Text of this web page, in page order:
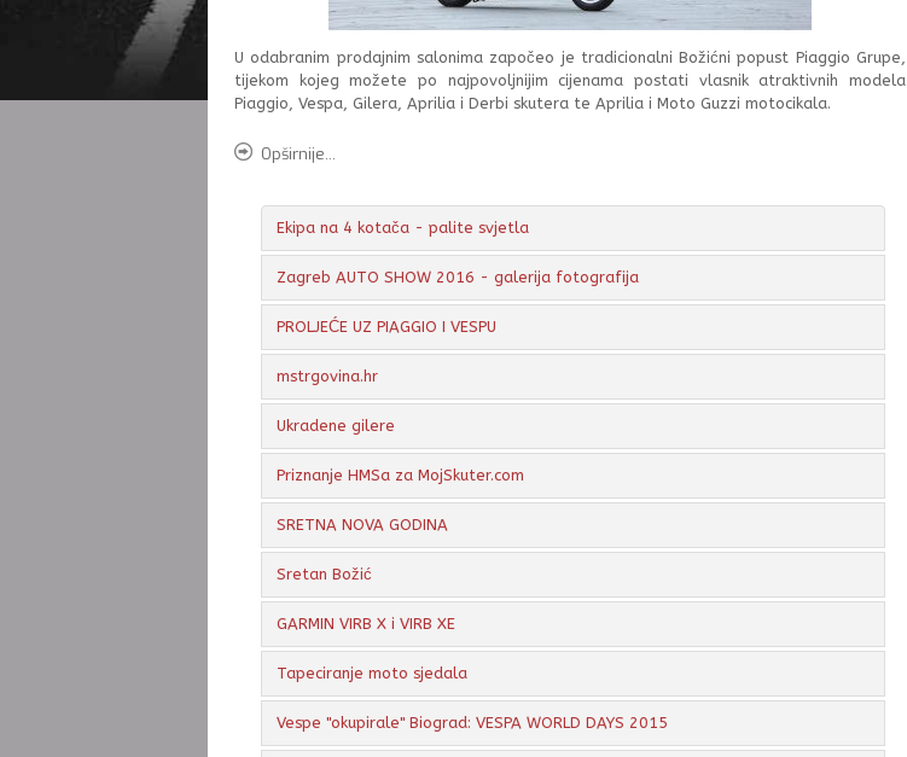
U odabranim prodajnim salonima započeo je tradicionalni Božićni popust Piaggio Grupe,
tijekom kojeg možete po najpovoljnijim cijenama postati vlasnik atraktivnih modela
Piaggio, Vespa, Gilera, Aprilia i Derbi skutera te Aprilia i Moto Guzzi motocikala.
Opširnije...
Ekipa na 4 kotača - palite svjetla
Zagreb AUTO SHOW 2016 - galerija fotografija
PROLJEĆE UZ PIAGGIO I VESPU
mstrgovina.hr
Ukradene gilere
Priznanje HMSa za MojSkuter.com
SRETNA NOVA GODINA
Sretan Božić
GARMIN VIRB X i VIRB XE
Tapeciranje moto sjedala
Vespe "okupirale" Biograd: VESPA WORLD DAYS 2015